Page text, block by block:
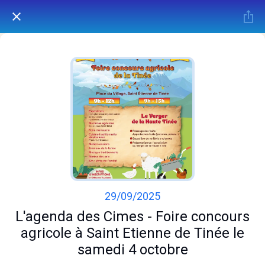
29/09/2025
L'agenda des Cimes - Foire concours
agricole à Saint Etienne de Tinée le
samedi 4 octobre